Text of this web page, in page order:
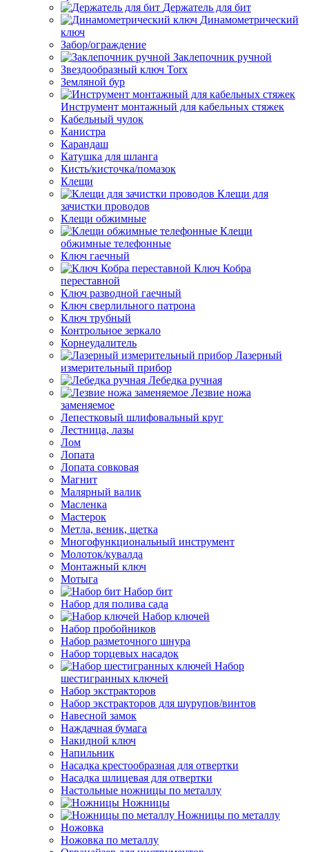
Держатель для бит
Динамометрический
ключ
Забор/ограждение
Заклепочник ручной
Звездообразный ключ Torx
Земляной бур
Инструмент монтажный для кабельных стяжек
Кабельный чулок
Канистра
Карандаш
Катушка для шланга
Кисть/кисточка/помазок
Клещи
Клещи для
зачистки проводов
Клещи обжимные
Клещи
обжимные телефонные
Ключ гаечный
Ключ Кобра
переставной
Ключ разводной гаечный
Ключ сверлильного патрона
Ключ трубный
Контрольное зеркало
Корнеудалитель
Лазерный
измерительный прибор
Лебедка ручная
Лезвие ножа
заменяемое
Лепестковый шлифовальный круг
Лестница, лазы
Лом
Лопата
Лопата совковая
Магнит
Малярный валик
Масленка
Мастерок
Метла, веник, щетка
Многофункциональный инструмент
Молоток/кувалда
Монтажный ключ
Мотыга
Набор бит
Набор для полива сада
Набор ключей
Набор пробойников
Набор разметочного шнура
Набор торцевых насадок
Набор
шестигранных ключей
Набор экстракторов
Набор экстракторов для шурупов/винтов
Навесной замок
Наждачная бумага
Накидной ключ
Напильник
Насадка крестообразная для отвертки
Насадка шлицевая для отвертки
Настольные ножницы по металлу
Ножницы
Ножницы по металлу
Ножовка
Ножовка по металлу